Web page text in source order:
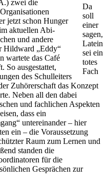
Da
soll
einer
sagen,
Latein
sei ein
totes
Fach
zwei die
jetzt schon Hunger
aktuellen Abi-
und andere
Hildward „Eddy“
wartete das Café
So ausgestattet,
des Schulleiters
Zuhörerschaft das Konzept
Neben all den dabei
und fachlichen Aspekten
dass ein
untereinander – hier
ein – die Voraussetzung
Raum zum Lernen und
standen die
für die
Gesprächen zur